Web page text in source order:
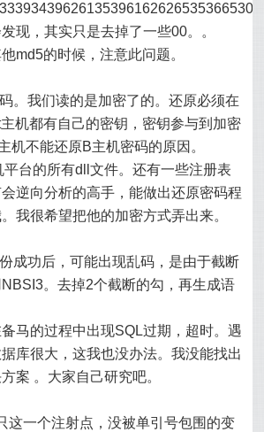
现，其实只是去掉了一些00。。
md5的时候，注意此问题。
。我们读的是加密了的。还原必须在
机都有自己的密钥，密钥参与到加密
机不能还原B主机密码的原因。
平台的所有dll文件。还有一些注册表
逆向分析的高手，能做出还原密码程
我很希望把他的加密方式弄出来。
成功后，可能出现乱码，是由于截断
。去掉2个截断的勾，再生成语
马的过程中出现SQL过期，超时。遇
库很大，这我也没办法。我没能找出
案 。大家自己研究吧。
这一个注射点，没被单引号包围的变